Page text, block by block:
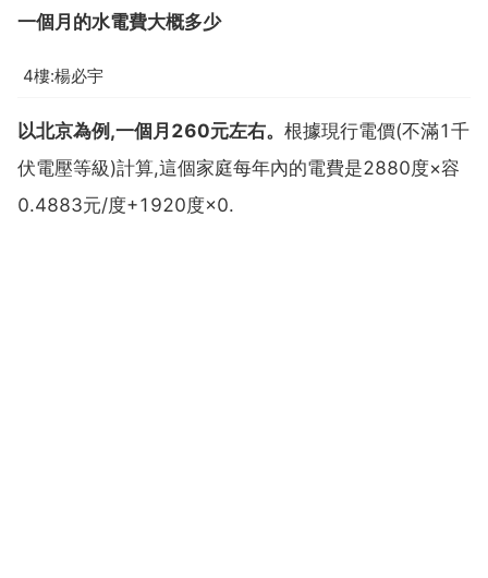
一個月的水電費大概多少
4樓:楊必宇
以北京為例,一個月260元左右。 根據現行電價(不滿1千
伏電壓等級)計算,這個家庭每年內的電費是2880度×容
0.4883元/度+1920度×0.